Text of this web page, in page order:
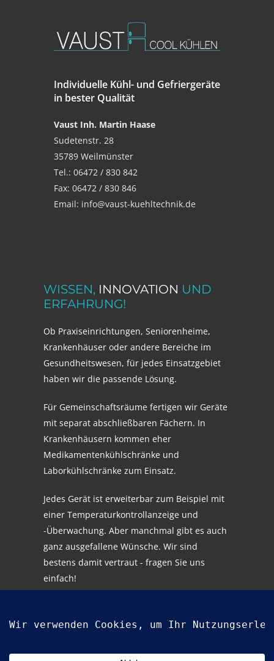
Individuelle Kühl- und Gefriergeräte
in bester Qualität
Vaust Inh. Martin Haase
Sudetenstr. 28
35789 Weilmünster
Tel.: 06472 / 830 842
Fax: 06472 / 830 846
Email: info@vaust-kuehltechnik.de
WISSEN, INNOVATION UND
ERFAHRUNG!
Ob Praxiseinrichtungen, Seniorenheime,
Krankenhäuser oder andere Bereiche im
Gesundheitswesen, für jedes Einsatzgebiet
haben wir die passende Lösung.
Für Gemeinschaftsräume fertigen wir Geräte
mit separat abschließbaren Fächern. In
Krankenhäusern kommen eher
Medikamentenkühlschränke und
Laborkühlschränke zum Einsatz.
Jedes Gerät ist erweiterbar zum Beispiel mit
einer Temperaturkontrollanzeige und
-Überwachung. Aber manchmal gibt es auch
ganz ausgefallene Wünsche. Wir sind
bestens damit vertraut - fragen Sie uns
einfach!